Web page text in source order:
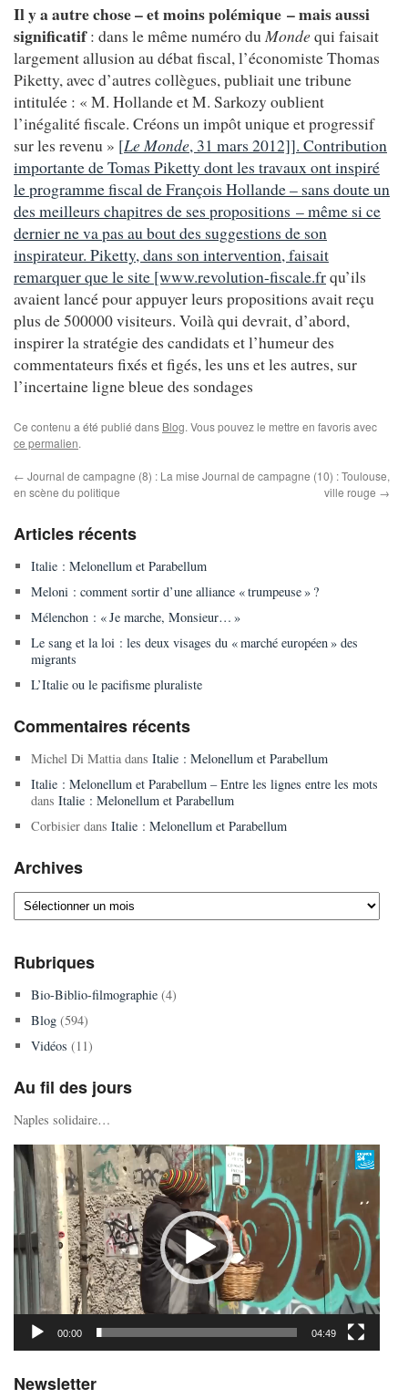
Il y a autre chose – et moins polémique – mais aussi
significatif: dans le même numéro du Mondequi faisait
largement allusion au débat fiscal, l’économiste Thomas
Piketty, avec d’autres collègues, publiait une tribune
intitulée : « M. Hollande et M. Sarkozy oublient
l’inégalité fiscale. Créons un impôt unique et progressif
sur les revenu » [Le Monde, 31 mars 2012]]. Contribution
importante de Tomas Piketty dont les travaux ont inspiré
le programme fiscal de François Hollande – sans doute un
des meilleurs chapitres de ses propositions – même si ce
dernier ne va pas au bout des suggestions de son
inspirateur. Piketty, dans son intervention, faisait
remarquer que le site [www.revolution-fiscale.frqu’ils
avaient lancé pour appuyer leurs propositions avait reçu
plus de 500000 visiteurs. Voilà qui devrait, d’abord,
inspirer la stratégie des candidats et l’humeur des
commentateurs fixés et figés, les uns et les autres, sur
l’incertaine ligne bleue des sondages
Ce contenu a été publié dans Blog. Vous pouvez le mettre en favoris avec
ce permalien.
← Journal de campagne (8) : La mise
en scène du politique
Journal de campagne (10) : Toulouse,
ville rouge →
Articles récents
Italie : Melonellum et Parabellum
Meloni : comment sortir d’une alliance « trumpeuse » ?
Mélenchon : « Je marche, Monsieur… »
Le sang et la loi : les deux visages du « marché européen » des
migrants
L’Italie ou le pacifisme pluraliste
Commentaires récents
Michel Di Mattiadans Italie : Melonellum et Parabellum
Italie : Melonellum et Parabellum – Entre les lignes entre les mots
dans Italie : Melonellum et Parabellum
Corbisierdans Italie : Melonellum et Parabellum
Archives
Archives
Rubriques
Bio-Biblio-filmographie(4)
Blog(594)
Vidéos (11)
Au fil des jours
Naples solidaire…
Lecteur
vidéo
00:00 04:49
Newsletter